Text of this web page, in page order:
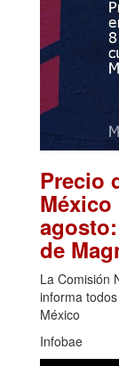
Precio
de
La Comisión
informa
México
Infobae